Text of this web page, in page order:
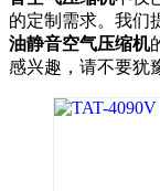
的定制需求。我们
油静音空气压缩机
感兴趣，请不要犹